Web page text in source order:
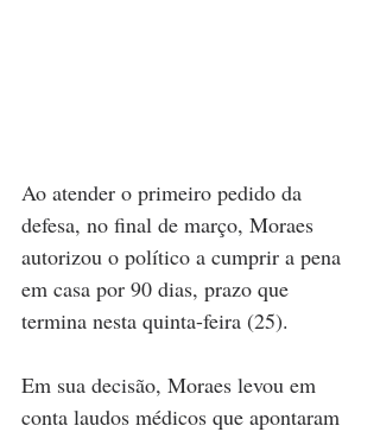
Ao atender o primeiro pedido da
defesa, no final de março, Moraes
autorizou o político a cumprir a pena
em casa por 90 dias, prazo que
termina nesta quinta-feira (25).
Em sua decisão, Moraes levou em
conta laudos médicos que apontaram